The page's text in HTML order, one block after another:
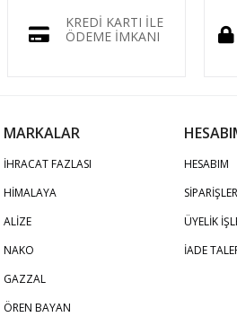
KREDİ KARTI İLE
ÖDEME İMKANI
MARKALAR
İHRACAT FAZLASI
HİMALAYA
ALİZE
NAKO
GAZZAL
ÖREN BAYAN
HESABIM
ÜYELİK
İADE